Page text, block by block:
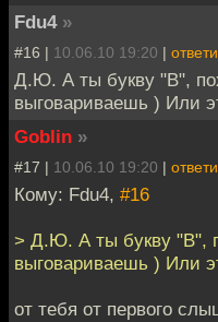
Fdu4 »
#16 | 10.06.10 19:20 |
Д.Ю. А ты букву "В",
выговариваешь ) Или
Goblin »
#17 | 10.06.10 19:20 |
Кому: Fdu4, #16
> Д.Ю. А ты букву "В",
выговариваешь ) Или
от тебя от первого